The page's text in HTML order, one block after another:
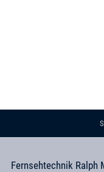
Fernsehtechnik Ralph